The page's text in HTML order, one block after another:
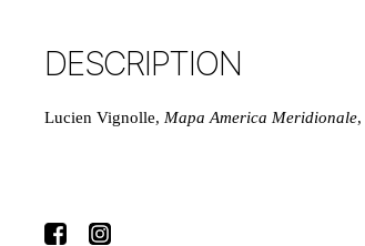
DESCRIPTION
Lucien Vignolle, Mapa America Meridionale